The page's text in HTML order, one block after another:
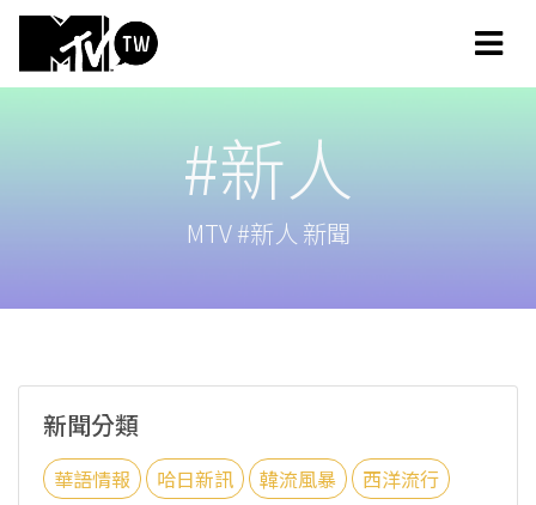
#新人
MTV #新人 新聞
新聞分類
華語情報 哈日新訊 韓流風暴 西洋流行